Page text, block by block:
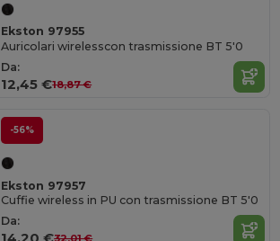
Ekston 97955
Auricolari wirelesscon trasmissione BT 5'0
Da:
12,45 €18,87 €
-56%
Ekston 97957
Cuffie wireless in PU con trasmissione BT 5'0
Da:
32,01 €